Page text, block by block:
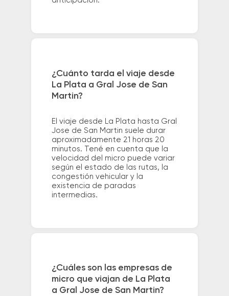
¿Cuánto tarda el viaje desde
La Plata a Gral Jose de San
Martin?
El viaje desde La Plata hasta Gral
Jose de San Martin suele durar
aproximadamente 21 horas 20
minutos. Tené en cuenta que la
velocidad del micro puede variar
según el estado de las rutas, la
congestión vehicular y la
existencia de paradas
intermedias.
¿Cuáles son las empresas de
micro que viajan de La Plata
a Gral Jose de San Martin?